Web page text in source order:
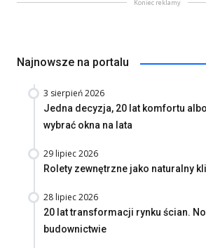
Koniec reklamy
Najnowsze na portalu
3 sierpień 2026
Jedna decyzja, 20 lat komfortu
wybrać okna na lata
29 lipiec 2026
Rolety zewnętrzne jako naturalny
28 lipiec 2026
20 lat transformacji rynku ścian.
budownictwie